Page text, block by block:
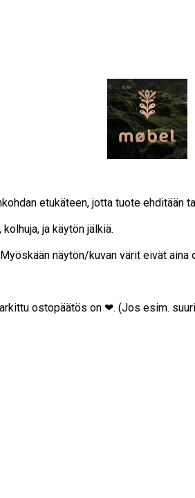
etukäteen, jotta tuote ehditään
ja käytön jälkiä.
näytön/kuvan värit eivät
ostopäätös on ❤. (Jos esim.